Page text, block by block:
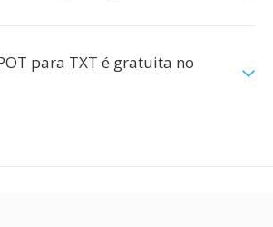
para TXT é gratuita no